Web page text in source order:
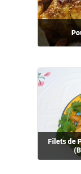
Filets de